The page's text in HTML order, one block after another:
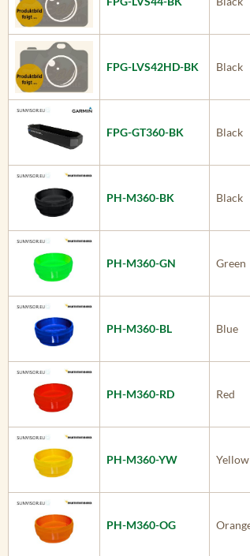
FPG-LVS42HD-BK Black
FPG-GT360-BK Black
PH-M360-BK Black
PH-M360-GN Green
PH-M360-BL Blue
PH-M360-RD Red
PH-M360-YW Yellow
PH-M360-OG